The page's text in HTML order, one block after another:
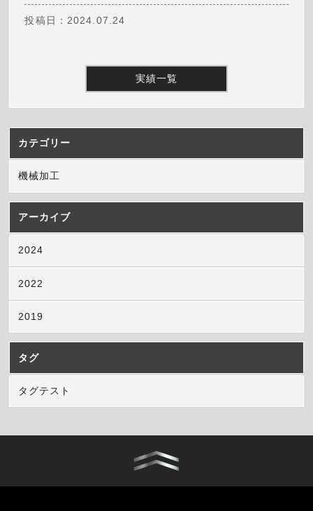
投稿日：2024.07.24
実績一覧
カテゴリー
機械加工
アーカイブ
2024
2022
2019
タグ
タグテスト